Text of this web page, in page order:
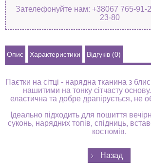
Зателефонуйте нам: +38067 765-91-
23-80
Опис Характеристики Відгуків (0)
Паєтки на сітці - нарядна тканина з
нашитими на тонку сітчасту
еластична та добре драпірується, не
Ідеально підходить для пошиття
суконь, нарядних топів, спідниць,
костюмів.